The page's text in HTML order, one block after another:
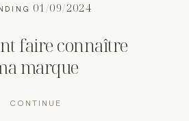
01/09/2024
faire connaître
marque
CONTINUE